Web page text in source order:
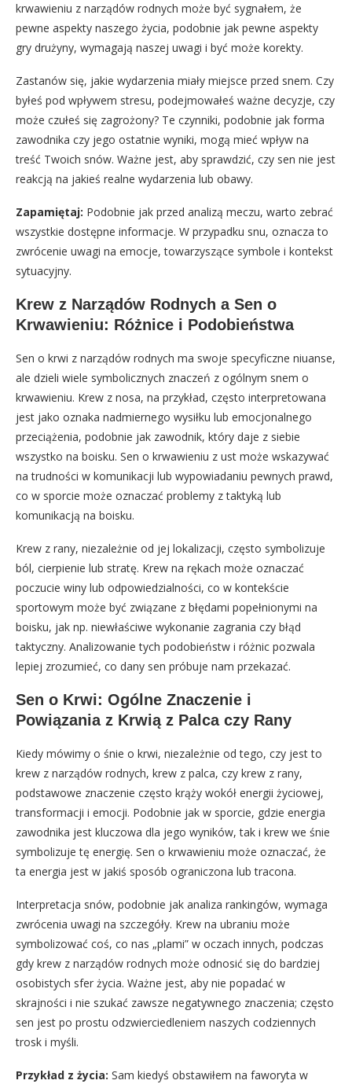
krwawieniu z narządów rodnych może być sygnałem, że
pewne aspekty naszego życia, podobnie jak pewne aspekty
gry drużyny, wymagają naszej uwagi i być może korekty.
Zastanów się, jakie wydarzenia miały miejsce przed snem. Czy
byłeś pod wpływem stresu, podejmowałeś ważne decyzje, czy
może czułeś się zagrożony? Te czynniki, podobnie jak forma
zawodnika czy jego ostatnie wyniki, mogą mieć wpływ na
treść Twoich snów. Ważne jest, aby sprawdzić, czy sen nie jest
reakcją na jakieś realne wydarzenia lub obawy.
Zapamiętaj: Podobnie jak przed analizą meczu, warto zebrać
wszystkie dostępne informacje. W przypadku snu, oznacza to
zwrócenie uwagi na emocje, towarzyszące symbole i kontekst
sytuacyjny.
Krew z Narządów Rodnych a Sen o
Krwawieniu: Różnice i Podobieństwa
Sen o krwi z narządów rodnych ma swoje specyficzne niuanse,
ale dzieli wiele symbolicznych znaczeń z ogólnym snem o
krwawieniu. Krew z nosa, na przykład, często interpretowana
jest jako oznaka nadmiernego wysiłku lub emocjonalnego
przeciążenia, podobnie jak zawodnik, który daje z siebie
wszystko na boisku. Sen o krwawieniu z ust może wskazywać
na trudności w komunikacji lub wypowiadaniu pewnych prawd,
co w sporcie może oznaczać problemy z taktyką lub
komunikacją na boisku.
Krew z rany, niezależnie od jej lokalizacji, często symbolizuje
ból, cierpienie lub stratę. Krew na rękach może oznaczać
poczucie winy lub odpowiedzialności, co w kontekście
sportowym może być związane z błędami popełnionymi na
boisku, jak np. niewłaściwe wykonanie zagrania czy błąd
taktyczny. Analizowanie tych podobieństw i różnic pozwala
lepiej zrozumieć, co dany sen próbuje nam przekazać.
Sen o Krwi: Ogólne Znaczenie i
Powiązania z Krwią z Palca czy Rany
Kiedy mówimy o śnie o krwi, niezależnie od tego, czy jest to
krew z narządów rodnych, krew z palca, czy krew z rany,
podstawowe znaczenie często krąży wokół energii życiowej,
transformacji i emocji. Podobnie jak w sporcie, gdzie energia
zawodnika jest kluczowa dla jego wyników, tak i krew we śnie
symbolizuje tę energię. Sen o krwawieniu może oznaczać, że
ta energia jest w jakiś sposób ograniczona lub tracona.
Interpretacja snów, podobnie jak analiza rankingów, wymaga
zwrócenia uwagi na szczegóły. Krew na ubraniu może
symbolizować coś, co nas „plami” w oczach innych, podczas
gdy krew z narządów rodnych może odnosić się do bardziej
osobistych sfer życia. Ważne jest, aby nie popadać w
skrajności i nie szukać zawsze negatywnego znaczenia; często
sen jest po prostu odzwierciedleniem naszych codziennych
trosk i myśli.
Przykład z życia: Sam kiedyś obstawiłem na faworyta w